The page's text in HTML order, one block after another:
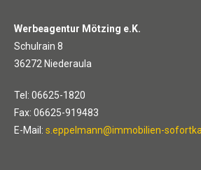
Werbeagentur Mötzing e.K.
Schulrain 8
36272 Niederaula
Tel: 06625-1820
Fax: 06625-919483
E-Mail: s.eppelmann@immobilien-